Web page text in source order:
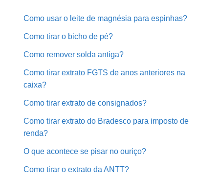
Como usar o leite de magnésia para espinhas?
Como tirar o bicho de pé?
Como remover solda antiga?
Como tirar extrato FGTS de anos anteriores na
caixa?
Como tirar extrato de consignados?
Como tirar extrato do Bradesco para imposto de
renda?
O que acontece se pisar no ouriço?
Como tirar o extrato da ANTT?